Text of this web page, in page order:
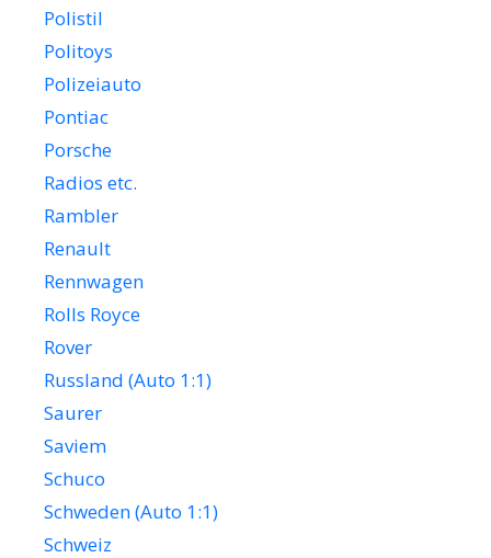
Polistil
Politoys
Polizeiauto
Pontiac
Porsche
Radios etc.
Rambler
Renault
Rennwagen
Rolls Royce
Rover
Russland (Auto 1:1)
Saurer
Saviem
Schuco
Schweden (Auto 1:1)
Schweiz